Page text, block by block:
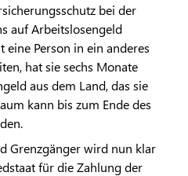
bei der
auf Arbeitslosengeld
eine Person in ein anderes
hat sie sechs Monate
aus dem Land, das sie
kann bis zum Ende des
Grenzgänger wird nun klar
für die Zahlung der